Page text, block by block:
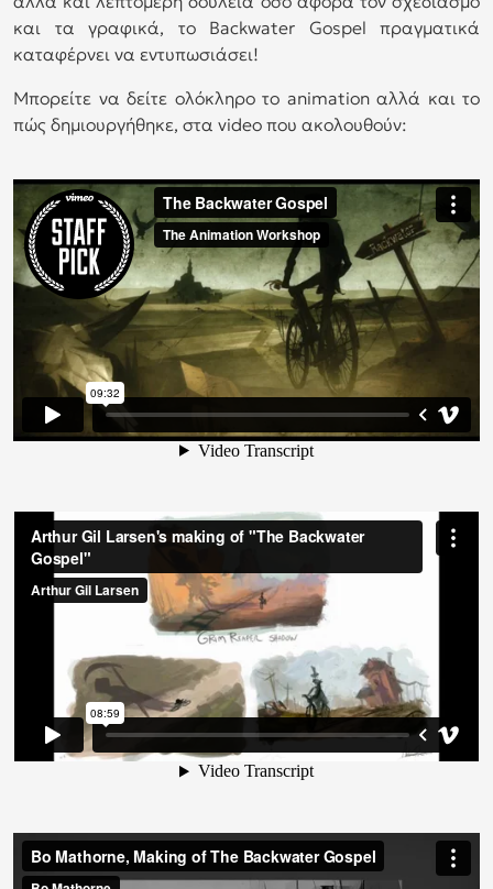
και τα γραφικά, το Backwater Gospel πραγματικά
καταφέρνει να εντυπωσιάσει!
Μπορείτε να δείτε ολόκληρο το animation αλλά και το
πώς δημιουργήθηκε, στα video που ακολουθούν: